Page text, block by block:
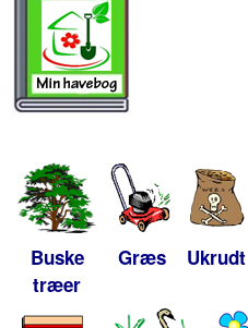
Buske
træer
Græs Ukrudt